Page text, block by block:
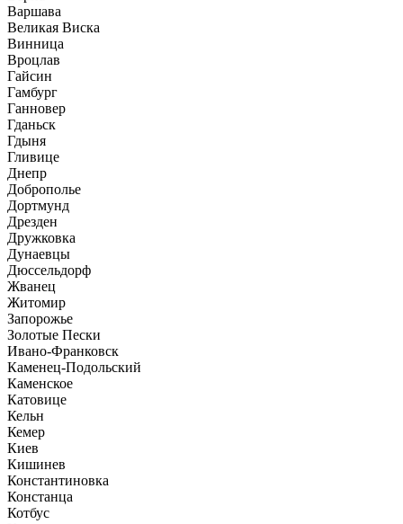
Варшава
Великая Виска
Винница
Вроцлав
Гайсин
Гамбург
Ганновер
Гданьск
Гдыня
Гливице
Днепр
Доброполье
Дортмунд
Дрезден
Дружковка
Дунаевцы
Дюссельдорф
Жванец
Житомир
Запорожье
Золотые Пески
Ивано-Франковск
Каменец-Подольский
Каменское
Катовице
Кельн
Кемер
Киев
Кишинев
Константиновка
Констанца
Котбус